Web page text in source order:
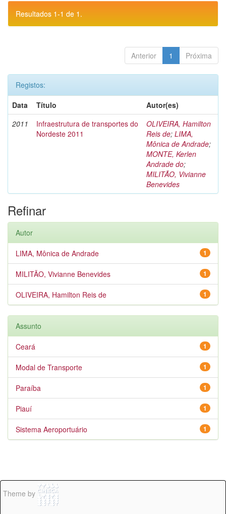
Resultados 1-1 de 1.
Anterior 1 Próxima
Registos:
Data
Título
Autor(es)
2011
Infraestrutura de transportes do
Nordeste 2011
OLIVEIRA, Hamilton
Reis de; LIMA,
Mônica de Andrade;
MONTE, Kerlen
Andrade do;
MILITÃO, Vivianne
Benevides
Refinar
Autor
1
LIMA, Mônica de Andrade
1
MILITÃO, Vivianne Benevides
1
OLIVEIRA, Hamilton Reis de
Assunto
1
Ceará
1
Modal de Transporte
1
Paraíba
1
Piauí
1
Sistema Aeroportuário
Theme by